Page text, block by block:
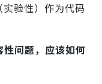
验性）作为代码
问题，应该如何